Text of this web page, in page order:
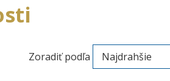
Zoradiť podľa